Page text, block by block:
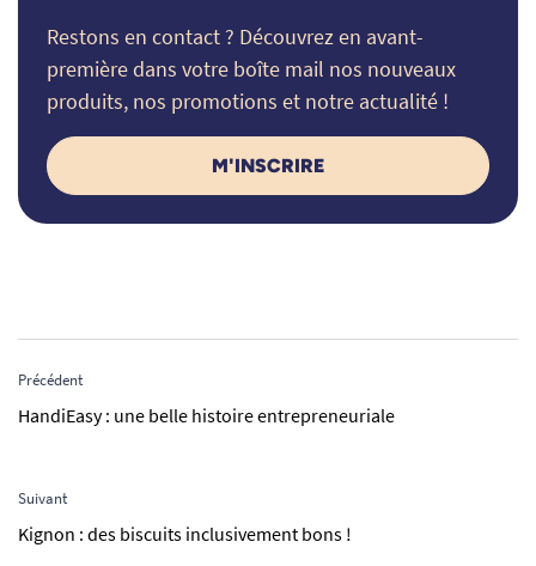
Restons en contact ? Découvrez en avant-
première dans votre boîte mail nos nouveaux
produits, nos promotions et notre actualité !
M'INSCRIRE
Précédent
HandiEasy : une belle histoire entrepreneuriale
Suivant
Kignon : des biscuits inclusivement bons !